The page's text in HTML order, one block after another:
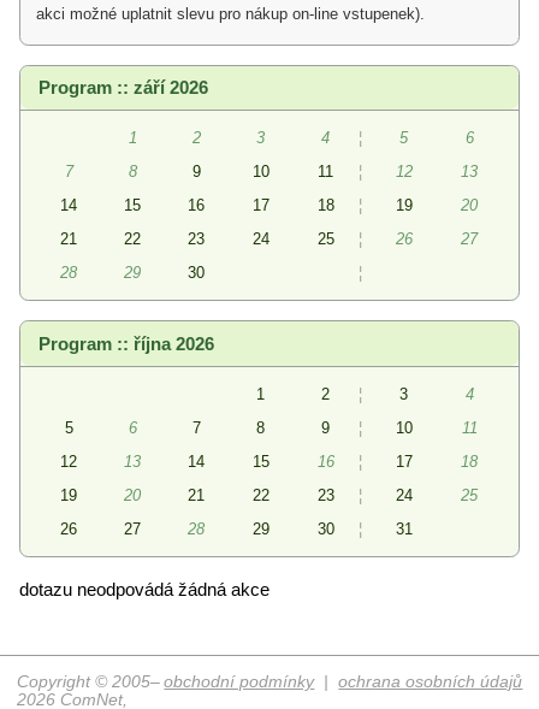
akci možné uplatnit slevu pro nákup on-line vstupenek).
Program :: září 2026
1 2 3 4 ¦ 5
6
7
8 9 10 11 ¦ 12
13
14
15 16 17 18 ¦ 19
20
21
22 23 24 25 ¦ 26
27
28
29 30 ¦
Program :: října 2026
1 2 ¦ 3
4
5
6 7 8 9 ¦ 10
11
12
13 14 15 16 ¦ 17
18
19
20 21 22 23 ¦ 24
25
26
27 28 29 30 ¦ 31
dotazu neodpovádá žádná akce
obchodní podmínky|ochrana osobních údajů
Copyright © 2005–
2026 ComNet,